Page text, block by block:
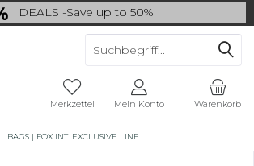
DEALS -Save up to 50%
last Chance: ... if gone then gone
Warenkorb
Merkzettel Mein Konto
BAGS | FOX INT. EXCLUSIVE LINE